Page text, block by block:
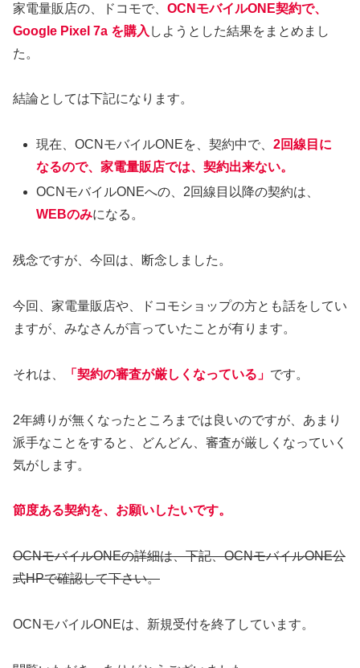
家電量販店の、ドコモで、 OCNモバイルONE契約で、
Google Pixel 7a を購入 しようとした結果をまとめまし
た。
結論としては下記になります。
現在、OCNモバイルONEを、契約中で、2回線目に
なるので、家電量販店では、契約出来ない。
OCNモバイルONEへの、2回線目以降の契約は、
WEBのみになる。
残念ですが、今回は、断念しました。
今回、家電量販店や、ドコモショップの方とも話をしてい
ますが、みなさんが言っていたことが有ります。
それは、 「契約の審査が厳しくなっている」 です。
2年縛りが無くなったところまでは良いのですが、あまり
派手なことをすると、どんどん、審査が厳しくなっていく
気がします。
節度ある契約を、お願いしたいです。
OCNモバイルONEの詳細は、下記、OCNモバイルONE公
式HPで確認して下さい。
OCNモバイルONEは、新規受付を終了しています。